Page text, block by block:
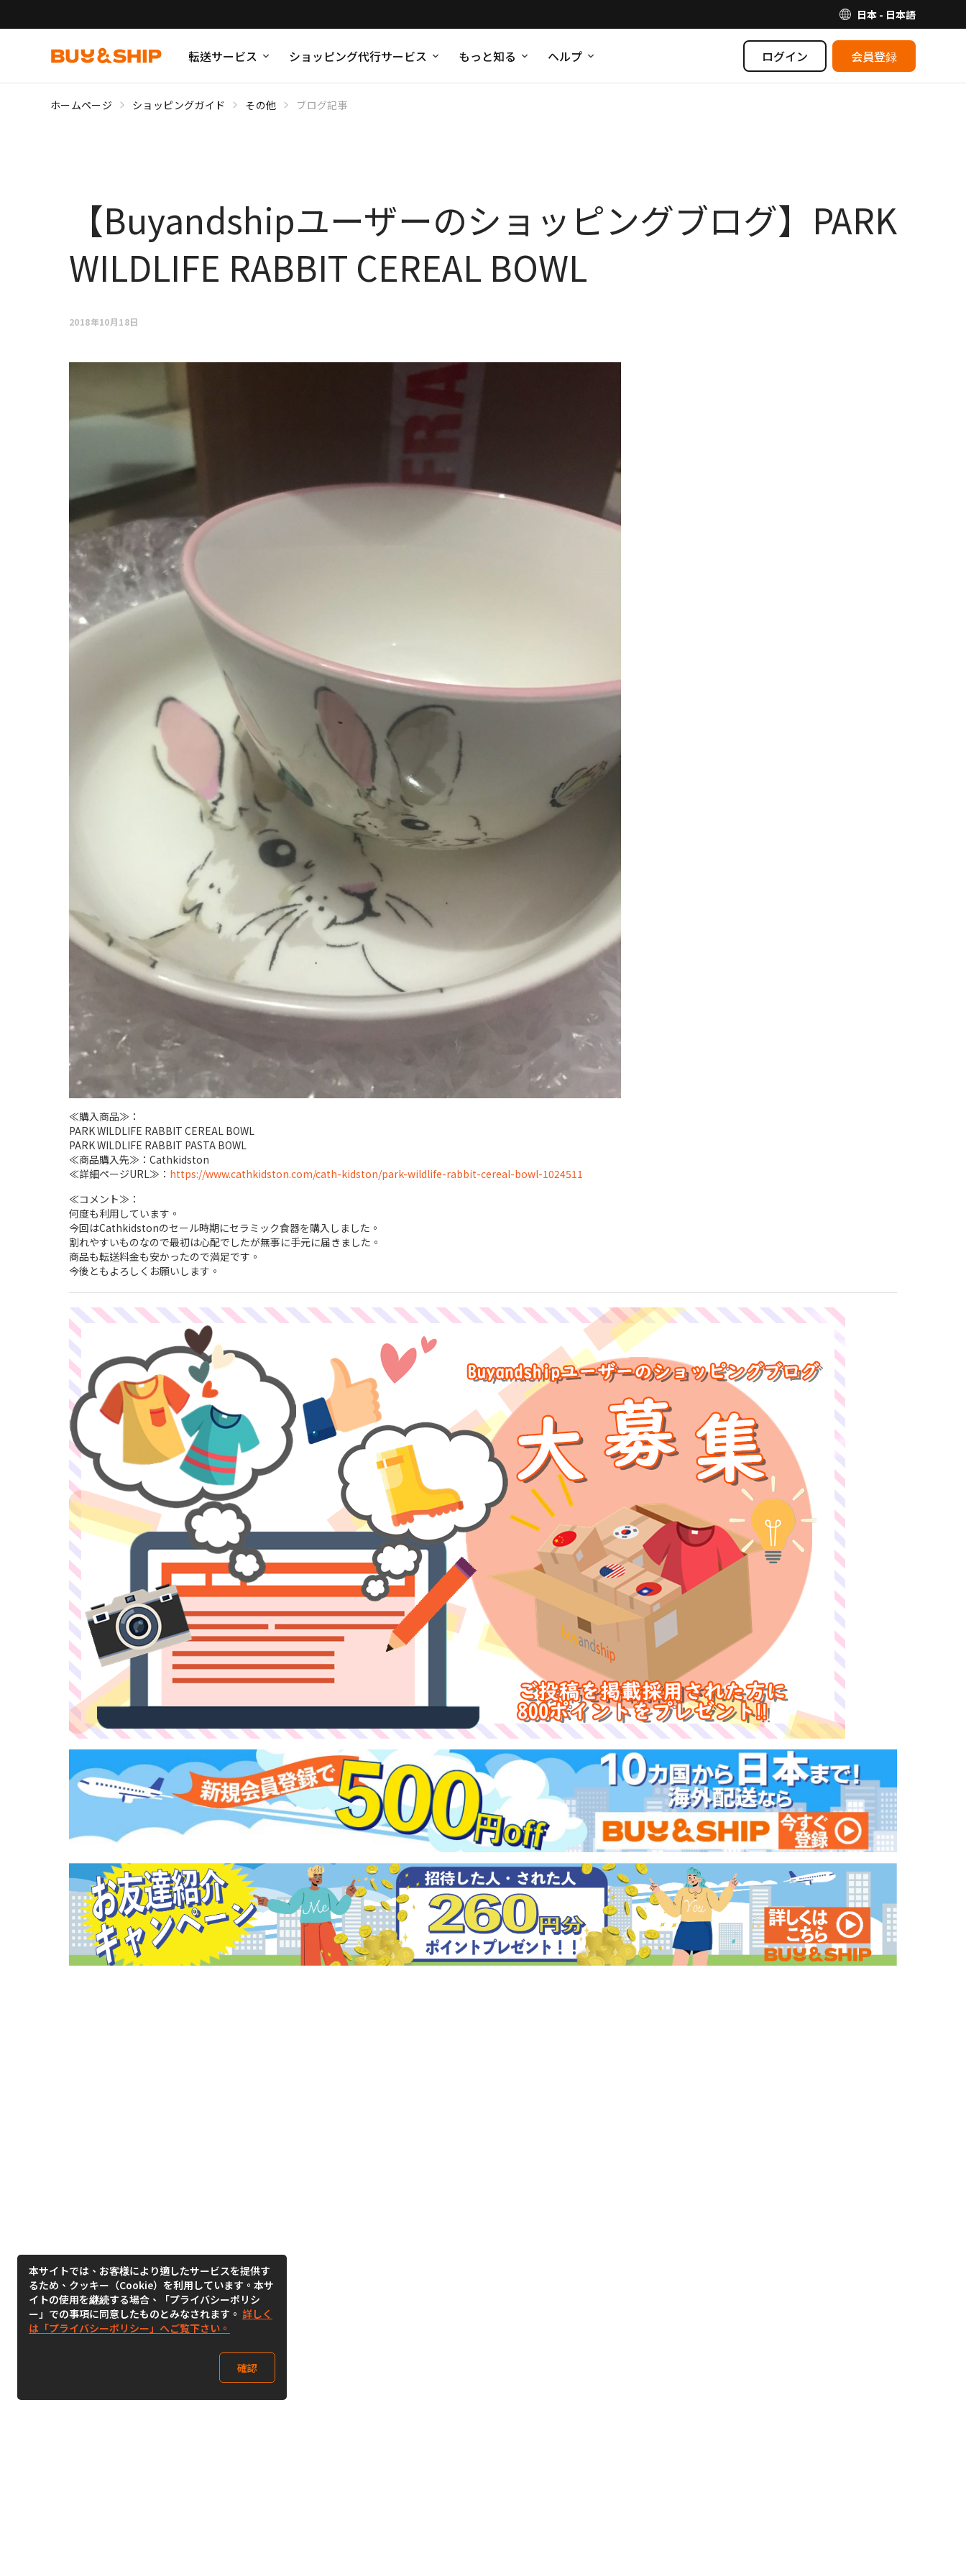
日本 - 日本語
転送サービス ショッピング代行サービス もっと知る ヘルプ ログイン 会員登録
ホームページ ショッピングガイド その他 ブログ記事
【Buyandshipユーザーのショッピングブログ】PARK
WILDLIFE RABBIT CEREAL BOWL
2018年10月18日
≪購入商品≫：
PARK WILDLIFE RABBIT CEREAL BOWL
PARK WILDLIFE RABBIT PASTA BOWL
≪商品購入先≫：Cathkidston
≪詳細ページURL≫： https://www.cathkidston.com/cath-kidston/park-wildlife-rabbit-cereal-bowl-1024511
≪コメント≫：
何度も利用しています。
今回はCathkidstonのセール時期にセラミック食器を購入しました。
割れやすいものなので最初は心配でしたが無事に手元に届きました。
商品も転送料金も安かったので満足です。
今後ともよろしくお願いします。
本サイトでは、お客様により適したサービスを提供す
るため、クッキー（Cookie）を利用しています。本サ
イトの使用を継続する場合、「プライバシーポリシ
ー」での事項に同意したものとみなされます。 詳しく
は「プライバシーポリシー」へご覧下さい。
確認